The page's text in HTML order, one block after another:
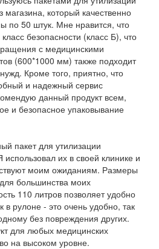
магазина, который качественно
по 50 штук. Мне нравится, что
безопасности (класс Б), что
с медицинскими
(600*1000 мм) также подходит
Кроме того, приятно, что
и надежный сервис
данный продукт всем,
и безопасное упаковывание
пакет для утилизации
их в своей клинике и
моим ожиданиям. Размеры
большинства моих
110 литров позволяет удобно
в рулоне - это очень удобно, так
без повреждения других.
для любых медицинских
на высоком уровне.